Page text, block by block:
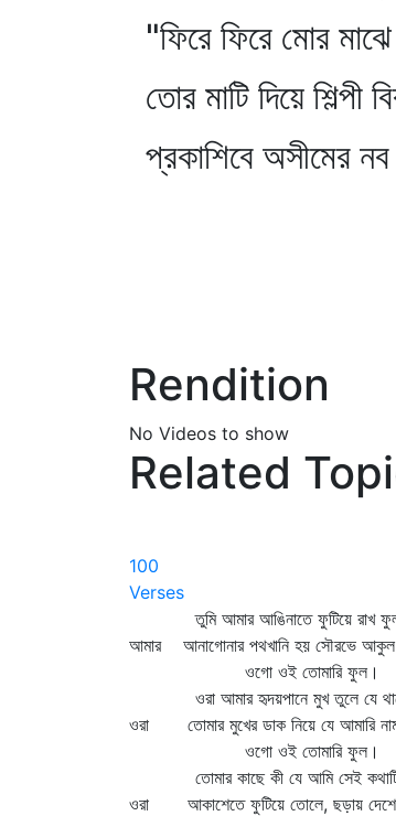
"ফিরে ফিরে মোর
তোর মাটি দিয়ে শিল্পী
প্রকাশিবে অসীমের
Rendition
No Videos to show
Related
100
Verses
তুমি আমার আঙিনাতে ফুটিয়ে রাখ
আমার আনাগোনার পথখানি হয় সৌরভে
ওগো ওই তোমারি ফুল।
ওরা আমার হৃদয়পানে মুখ তুলে যে
ওরা তোমার মুখের ডাক নিয়ে যে আমারি
ওগো ওই তোমারি ফুল।
তোমার কাছে কী যে আমি সেই কথাটি
ওরা আকাশেতে ফুটিয়ে তোলে, ছড়ায় দেশে